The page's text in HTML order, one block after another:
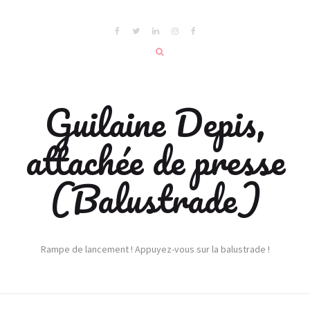
Guilaine Depis,
attachée de presse
(Balustrade)
Rampe de lancement ! Appuyez-vous sur la balustrade !